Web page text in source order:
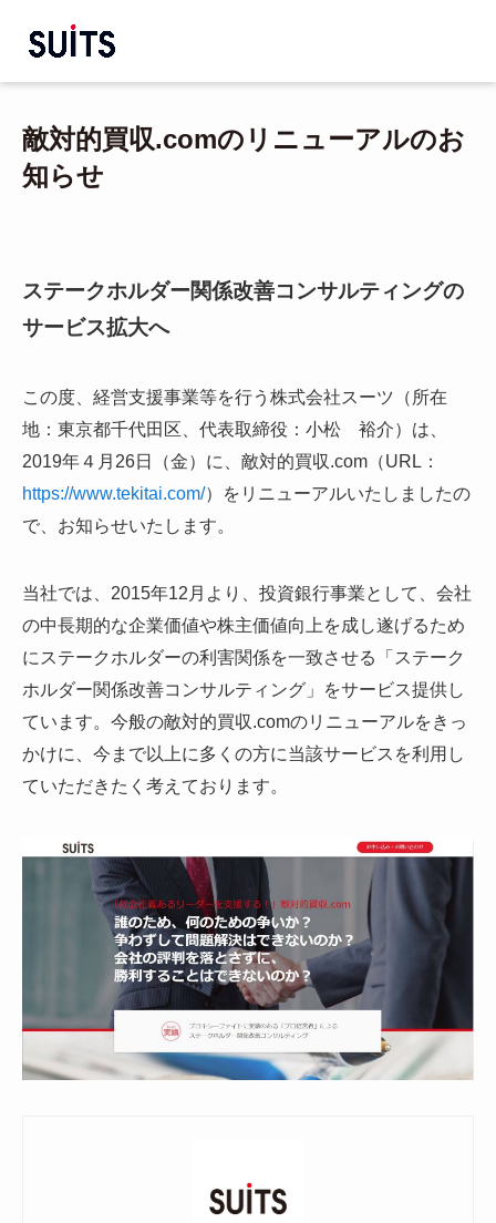
敵対的買収.comのリニューアルのお
知らせ
ステークホルダー関係改善コンサルティングの
サービス拡大へ
この度、経営支援事業等を行う株式会社スーツ（所在
地：東京都千代田区、代表取締役：小松 裕介）は、
2019年４月26日（金）に、敵対的買収.com（URL：
https://www.tekitai.com/）をリニューアルいたしましたの
で、お知らせいたします。
当社では、2015年12月より、投資銀行事業として、会社
の中長期的な企業価値や株主価値向上を成し遂げるため
にステークホルダーの利害関係を一致させる「ステーク
ホルダー関係改善コンサルティング」をサービス提供し
ています。今般の敵対的買収.comのリニューアルをきっ
かけに、今まで以上に多くの方に当該サービスを利用し
ていただきたく考えております。